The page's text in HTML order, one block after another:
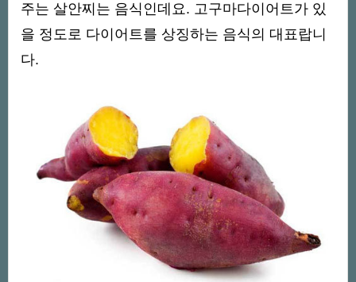
주는 살안찌는 음식인데요. 고구마다이어트가 있
을 정도로 다이어트를 상징하는 음식의 대표랍니
다.